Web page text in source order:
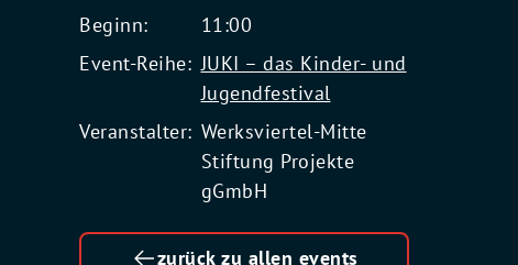
Beginn:
11:00
Event-Reihe: JUKI – das Kinder- und
Jugendfestival
Veranstalter: Werksviertel-Mitte
Stiftung Projekte
gGmbH
zurück zu allen events